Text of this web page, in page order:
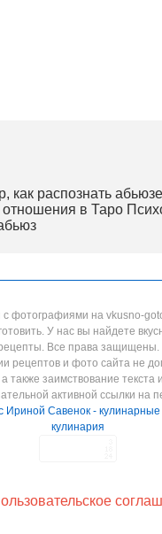
как распознать
в Таро
фотографиями на vkusno-
У нас вы найдете
Все права защищены.
рецептов и фото сайта не
также заимствование
активной ссылки на
Ириной Савенок -
кулинария